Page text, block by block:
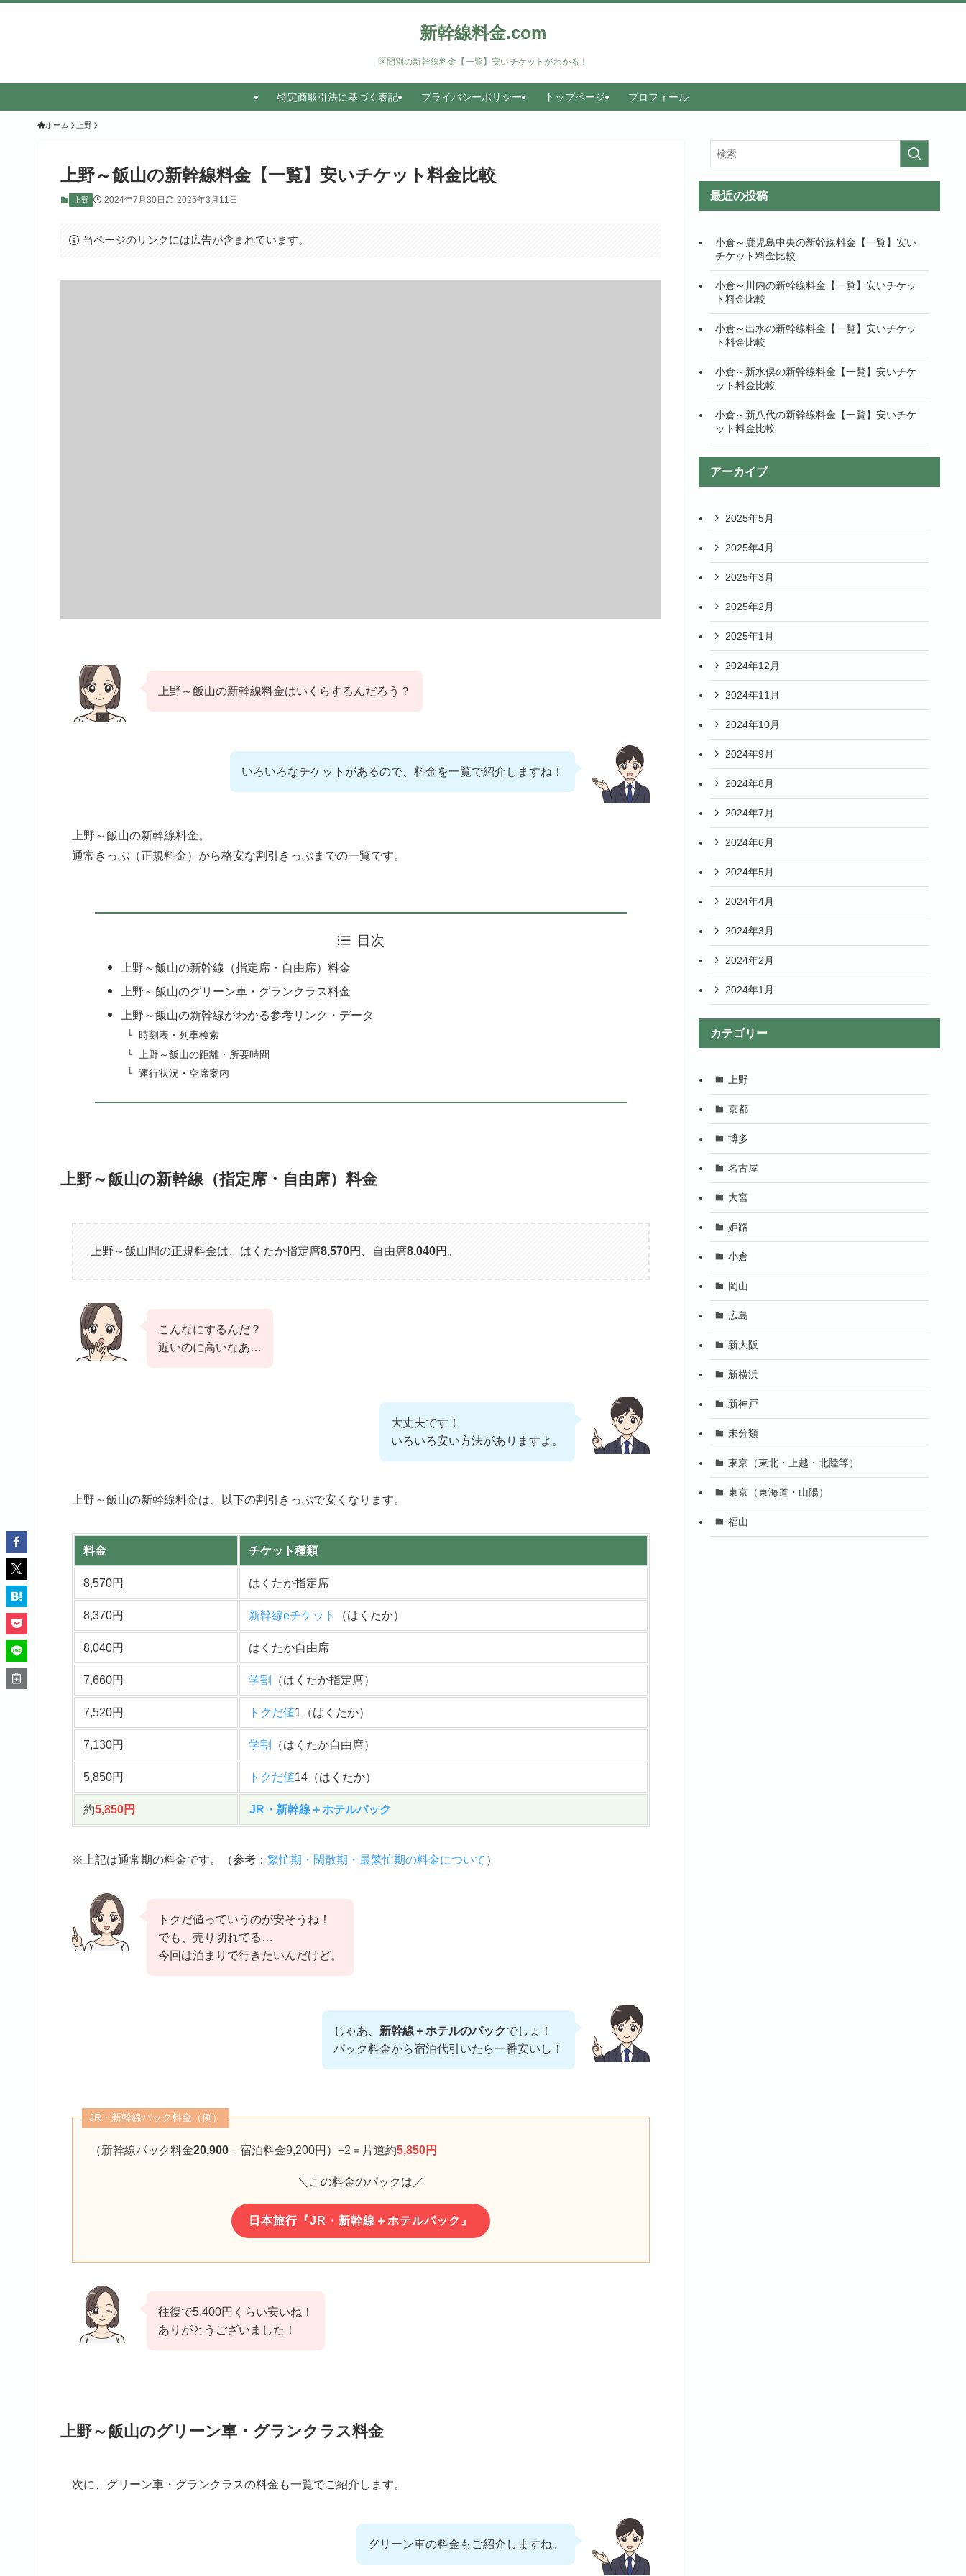
新幹線料金.com
区間別の新幹線料金【一覧】安いチケットがわかる！
特定商取引法に基づく表記 プライバシーポリシー トップページ プロフィール
ホーム 上野
上野～飯山の新幹線料金【一覧】安いチケット料金比較
上野 2024年7月30日 2025年3月11日
当ページのリンクには広告が含まれています。
上野～飯山の新幹線料金はいくらするんだろう？
いろいろなチケットがあるので、料金を一覧で紹介しますね！
上野～飯山の新幹線料金。
通常きっぷ（正規料金）から格安な割引きっぷまでの一覧です。
目次
上野～飯山の新幹線（指定席・自由席）料金
上野～飯山のグリーン車・グランクラス料金
上野～飯山の新幹線がわかる参考リンク・データ
時刻表・列車検索
上野～飯山の距離・所要時間
運行状況・空席案内
上野～飯山の新幹線（指定席・自由席）料金
上野～飯山間の正規料金は、はくたか指定席8,570円 、自由席8,040円 。
こんなにするんだ？
近いのに高いなあ…
大丈夫です！
いろいろ安い方法がありますよ。
上野～飯山の新幹線料金は、以下の割引きっぷで安くなります。
料金 チケット種類
8,570円 はくたか指定席
8,370円 新幹線eチケット （はくたか）
8,040円 はくたか自由席
7,660円 学割 （はくたか指定席）
7,520円 トクだ値1（はくたか）
7,130円 学割 （はくたか自由席）
5,850円 トクだ値14（はくたか）
約5,850円 JR・新幹線＋ホテルパック
※上記は通常期の料金です。（参考 ： 繁忙期・閑散期・最繁忙期の料金について ）
トクだ値っていうのが安そうね！
でも、売り切れてる…
今回は泊まりで行きたいんだけど。
じゃあ、 新幹線＋ホテルのパックでしょ！
パック料金から宿泊代引いたら一番安いし！
JR・新幹線パック料金（例）
（新幹線パック料金20,900 －宿泊料金9,200円）÷2＝片道約5,850円
＼この料金のパックは／
日本旅行『JR・新幹線＋ホテルパック』
往復で5,400円くらい安いね！
ありがとうございました！
上野～飯山のグリーン車・グランクラス料金
次に、グリーン車・グランクラスの料金も一覧でご紹介します。
グリーン車の料金もご紹介しますね。
最近の投稿
小倉～鹿児島中央の新幹線料金【一覧】安い
チケット料金比較
小倉～川内の新幹線料金【一覧】安いチケッ
ト料金比較
小倉～出水の新幹線料金【一覧】安いチケッ
ト料金比較
小倉～新水俣の新幹線料金【一覧】安いチケ
ット料金比較
小倉～新八代の新幹線料金【一覧】安いチケ
ット料金比較
アーカイブ
2025年5月
2025年4月
2025年3月
2025年2月
2025年1月
2024年12月
2024年11月
2024年10月
2024年9月
2024年8月
2024年7月
2024年6月
2024年5月
2024年4月
2024年3月
2024年2月
2024年1月
カテゴリー
上野
京都
博多
名古屋
大宮
姫路
小倉
岡山
広島
新大阪
新横浜
新神戸
未分類
東京（東北・上越・北陸等）
東京（東海道・山陽）
福山